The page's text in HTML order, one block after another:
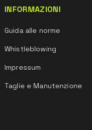
INFORMAZIONI
Guida alle norme
Whistleblowing
Impressum
Taglie e Manutenzione